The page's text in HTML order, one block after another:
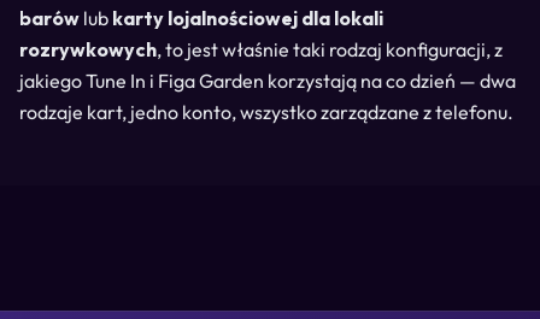
barów lub karty lojalnościowej dla lokali
rozrywkowych, to jest właśnie taki rodzaj konfiguracji, z
jakiego Tune In i Figa Garden korzystają na co dzień — dwa
rodzaje kart, jedno konto, wszystko zarządzane z telefonu.